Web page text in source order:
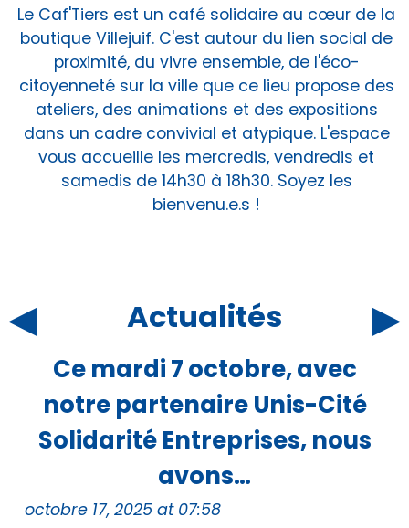
Le Caf'Tiers est un café solidaire au cœur de la
boutique Villejuif. C'est autour du lien social de
proximité, du vivre ensemble, de l'éco-
citoyenneté sur la ville que ce lieu propose des
ateliers, des animations et des expositions
dans un cadre convivial et atypique. L'espace
vous accueille les mercredis, vendredis et
samedis de 14h30 à 18h30. Soyez les
bienvenu.e.s !
Actualités
◂ ▸
Ce mardi 7 octobre, avec
notre partenaire Unis-Cité
Solidarité Entreprises, nous
avons…
octobre 17, 2025 at 07:58